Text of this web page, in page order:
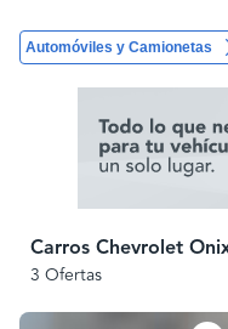
Automóviles y Camionetas
Carros Chevrolet
3 Ofertas